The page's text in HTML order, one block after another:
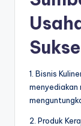
1. Bisnis
2. Produk